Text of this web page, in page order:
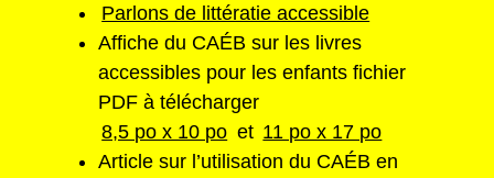
Parlons de littératie accessible
Affiche du CAÉB sur les livres
accessibles pour les enfants fichier
PDF à télécharger
8,5 po x 10 po et 11 po x 17 po
Article sur l’utilisation du CAÉB en